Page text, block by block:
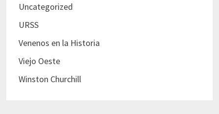
Uncategorized
URSS
Venenos en la Historia
Viejo Oeste
Winston Churchill